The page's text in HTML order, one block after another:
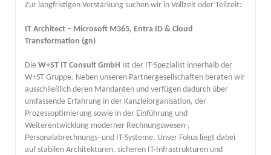
Zur langfristigen Verstärkung suchen wir in Vollzeit oder Teilzeit:
IT Architect – Microsoft M365, Entra ID & Cloud
Transformation (gn)
Die W+ST IT Consult GmbH ist der IT-Spezialist innerhalb der
W+ST Gruppe. Neben unseren Partnergesellschaften beraten wir
ausschließlich deren Mandanten und verfügen dadurch über
umfassende Erfahrung in der Kanzleiorganisation, der
Prozessoptimierung sowie in der Einführung und
Weiterentwicklung moderner Rechnungswesen-,
Personalabrechnungs- und IT-Systeme. Unser Fokus liegt dabei
auf stabilen Architekturen, sicheren IT-Infrastrukturen und